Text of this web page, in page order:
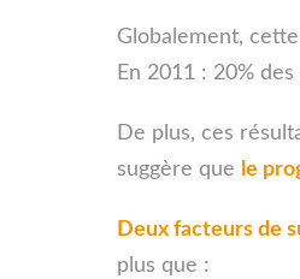
Globalement,
En 2011 : 20%
De plus, ces
suggère que le
Deux facteurs de
plus que :